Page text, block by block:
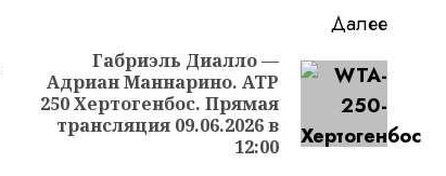
Предыдущая
запись:
Далее
Следующая
запись:
Габриэль Диалло —
Адриан Маннарино. ATP
250 Хертогенбос. Прямая
трансляция 09.06.2026 в
12:00